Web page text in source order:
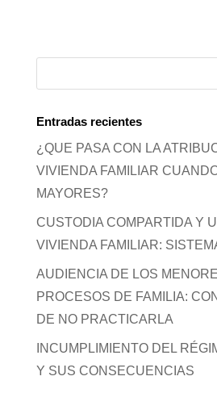
Entradas recientes
¿QUE PASA CON LA
VIVIENDA FAMILIAR
MAYORES?
CUSTODIA COMPARTIDA Y
VIVIENDA FAMILIAR:
AUDIENCIA DE LOS
PROCESOS DE FAMILIA:
DE NO PRACTICARLA
INCUMPLIMIENTO DEL
Y SUS CONSECUENCIAS